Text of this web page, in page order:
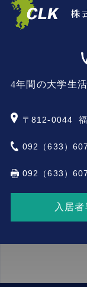
4年間の大学生
〒812-0044
092（633）
092（633）
入居